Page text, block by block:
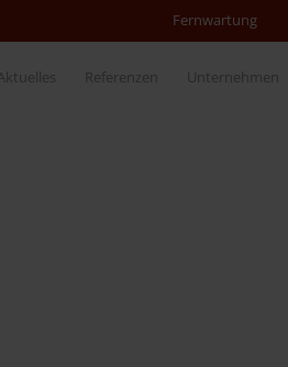
Fernwartung
Referenzen Unternehmen